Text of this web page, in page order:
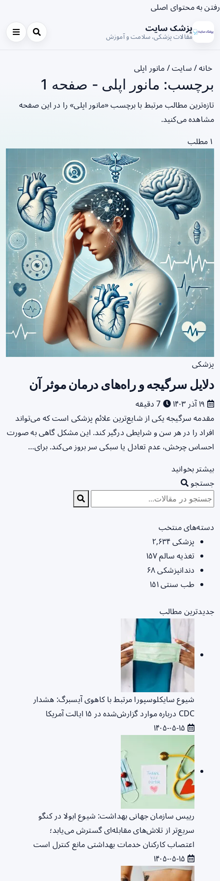
رفتن به محتوای اصلی
پزشک سایت
مقالات پزشکی، سلامت و آموزش
خانه/ سایت/ مانور اپلی
برچسب: مانور اپلی - صفحه 1
تازه‌ترین مطالب مرتبط با برچسب «مانور اپلی» را در این صفحه
مشاهده می‌کنید.
۱ مطلب
پزشکی
دلایل سرگیجه و راه‌های درمان موثر آن
مقدمه سرگیجه یکی از شایع‌ترین علائم پزشکی است که می‌تواند
افراد را در هر سن و شرایطی درگیر کند. این مشکل گاهی به صورت
احساس چرخش، عدم تعادل یا سبکی سر بروز می‌کند. برای…
بیشتر بخوانید
جستجو
دسته‌های منتخب
پزشکی۲,۶۳۴
تغذیه سالم۱۵۷
دندانپزشکی۶۸
طب سنتی۱۵۱
جدیدترین مطالب
شیوع سایکلوسپورا مرتبط با کاهوی آیسبرگ: هشدار
CDC درباره موارد گزارش‌شده در ۱۵ ایالت آمریکا
رییس سازمان جهانی بهداشت: شیوع ابولا در کنگو
سریع‌تر از تلاش‌های مقابله‌ای گسترش می‌یابد؛
اعتصاب کارکنان خدمات بهداشتی مانع کنترل است